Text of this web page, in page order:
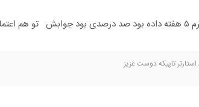
تاپیکه دوست عزیز